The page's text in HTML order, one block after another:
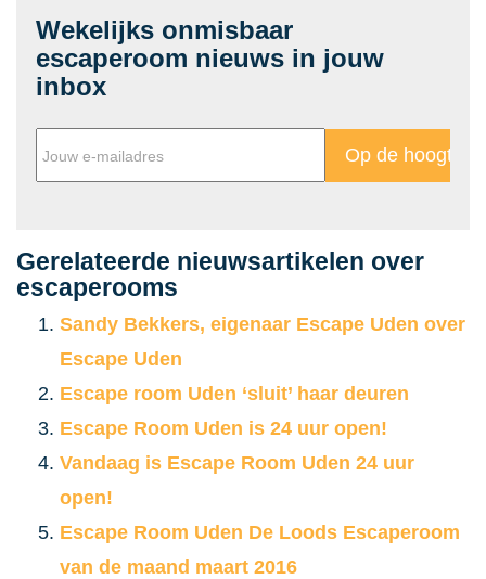
Wekelijks onmisbaar
escaperoom nieuws in jouw
inbox
Gerelateerde nieuwsartikelen over
escaperooms
Sandy Bekkers, eigenaar Escape Uden over
Escape Uden
Escape room Uden ‘sluit’ haar deuren
Escape Room Uden is 24 uur open!
Vandaag is Escape Room Uden 24 uur
open!
Escape Room Uden De Loods Escaperoom
van de maand maart 2016